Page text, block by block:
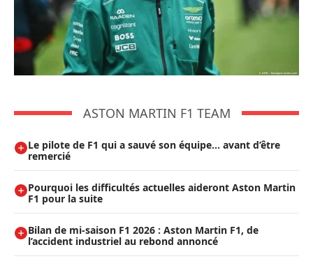
ASTON MARTIN F1 TEAM
Le pilote de F1 qui a sauvé son équipe… avant d’être
remercié
Pourquoi les difficultés actuelles aideront Aston Martin
F1 pour la suite
Bilan de mi-saison F1 2026 : Aston Martin F1, de
l’accident industriel au rebond annoncé